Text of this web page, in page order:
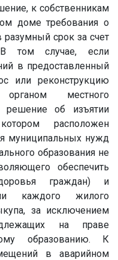
к собственникам
доме требования о
разумный срок за счет
том случае, если
в предоставленный
или реконструкцию
органом местного
решение об изъятии
расположен
муниципальных нужд
образования не
обеспечить
граждан) и
каждого жилого
за исключением
на праве
образованию. К
в аварийном